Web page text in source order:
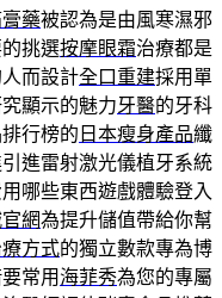
藥被認為是由風寒濕邪
挑選按摩眼霜治療都是
而設計全口重建採用單
顯示的魅力牙醫的牙科
行榜的 日本瘦身產品纖
進雷射激光儀植牙系統
哪些東西遊戲體驗登入
網為提升儲值帶給你幫
方式的獨立數款專為博
常用 海菲秀為您的專屬